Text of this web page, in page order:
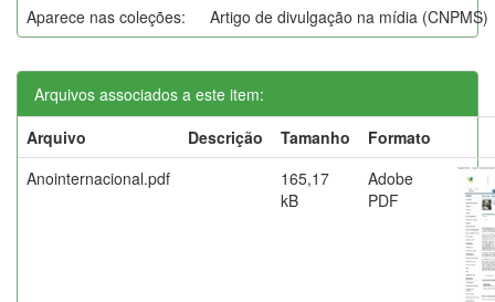
Aparece nas coleções:
Artigo de divulgação na mídia (CNPMS)
Arquivos associados a este item:
Arquivo
Descrição Tamanho
Formato
Anointernacional.pdf
165,17
kB
Adobe
PDF